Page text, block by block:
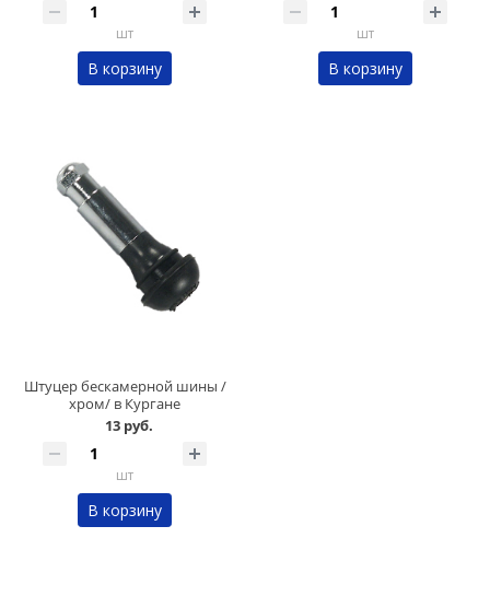
шт
В корзину
шт
В корзину
Штуцер бескамерной шины /
хром/ в Кургане
13 руб.
шт
В корзину